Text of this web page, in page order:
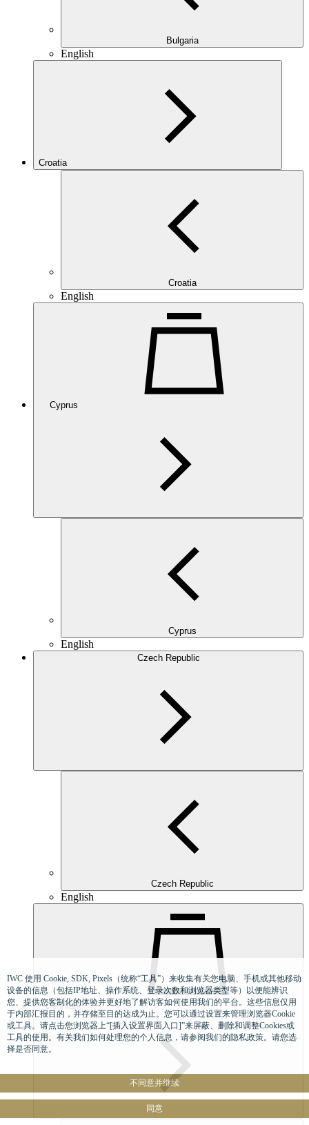
Bulgaria
English
Croatia
Croatia
English
Cyprus
Cyprus
English
Czech Republic
Czech Republic
English
Denmark
IWC 使用 Cookie, SDK, Pixels（统称“工具”）来收集有关您电脑、手机或其他移动
设备的信息（包括IP地址、操作系统、登录次数和浏览器类型等）以便能辨识
您、提供您客制化的体验并更好地了解访客如何使用我们的平台。这些信息仅用
于内部汇报目的，并存储至目的达成为止。您可以通过设置来管理浏览器Cookie
或工具。请点击您浏览器上“[插入设置界面入口]”来屏蔽、删除和调整Cookies或
工具的使用。有关我们如何处理您的个人信息，请参阅我们的隐私政策。请您选
择是否同意。
不同意并继续
同意